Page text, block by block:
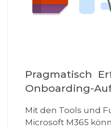
Pragmatisch
Onboarding-
Mit den Tools und
Microsoft M365